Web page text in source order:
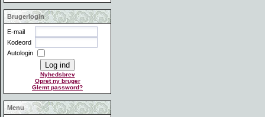
Brugerlogin
E-mail
Kodeord
Autologin
Nyhedsbrev
Opret ny bruger
Glemt password?
Menu